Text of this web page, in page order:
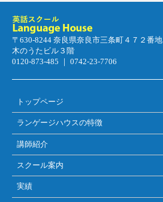
〒630-8244 奈良県奈良市三条町４７２番地
木のうたビル３階
0120-873-485 ｜ 0742-23-7706
トップページ
ランゲージハウスの特徴
講師紹介
スクール案内
実績